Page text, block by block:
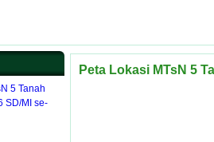
5 Tanah
SD/MI se-
Peta Lokasi MTsN 5